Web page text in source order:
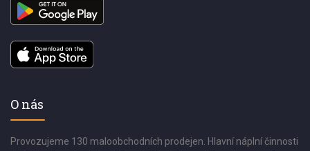
O nás
Provozujeme 130 maloobchodních prodejen. Hlavní náplní činnosti